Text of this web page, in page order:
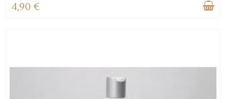
4,90 €